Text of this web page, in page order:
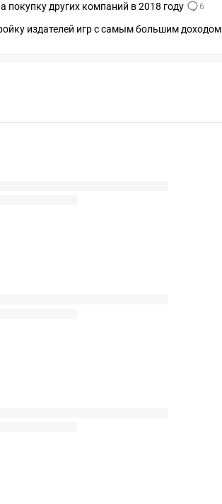
покупку других компаний в 2018 году 6
издателей игр с самым большим доходом